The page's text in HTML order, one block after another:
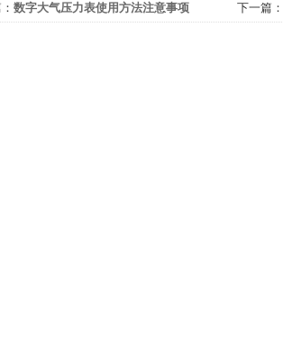
数字大气压力表使用方法注意事项 下一篇：